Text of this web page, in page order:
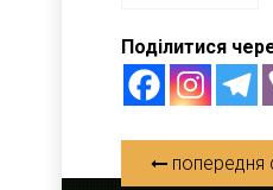
Поділитися
попередня